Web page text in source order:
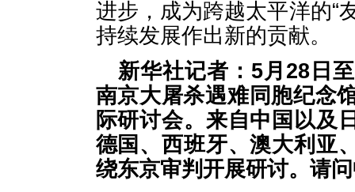
进步，成为跨越太平洋的“
持续发展作出新的贡献。
新华社记者：5月28日
南京大屠杀遇难同胞纪念
际研讨会。来自中国以及
德国、西班牙、澳大利亚
绕东京审判开展研讨。请